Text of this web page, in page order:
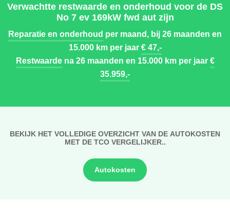
Verwachtte restwaarde en onderhoud voor de DS
No 7 ev 169kW fwd aut zijn
Reparatie en onderhoud per maand, bij 26 maanden en
15.000 km per jaar€ 47,-
Restwaardena 26 maanden en 15.000 km per jaar€
35.959,-
BEKIJK HET VOLLEDIGE OVERZICHT VAN DE AUTOKOSTEN
MET DE TCO VERGELIJKER..
Autokosten